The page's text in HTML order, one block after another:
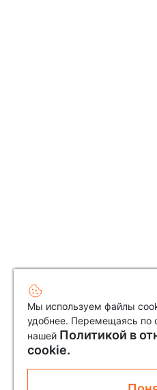
Мы используем файлы
удобнее. Перемещаясь по
нашей Политикой в
cookie.